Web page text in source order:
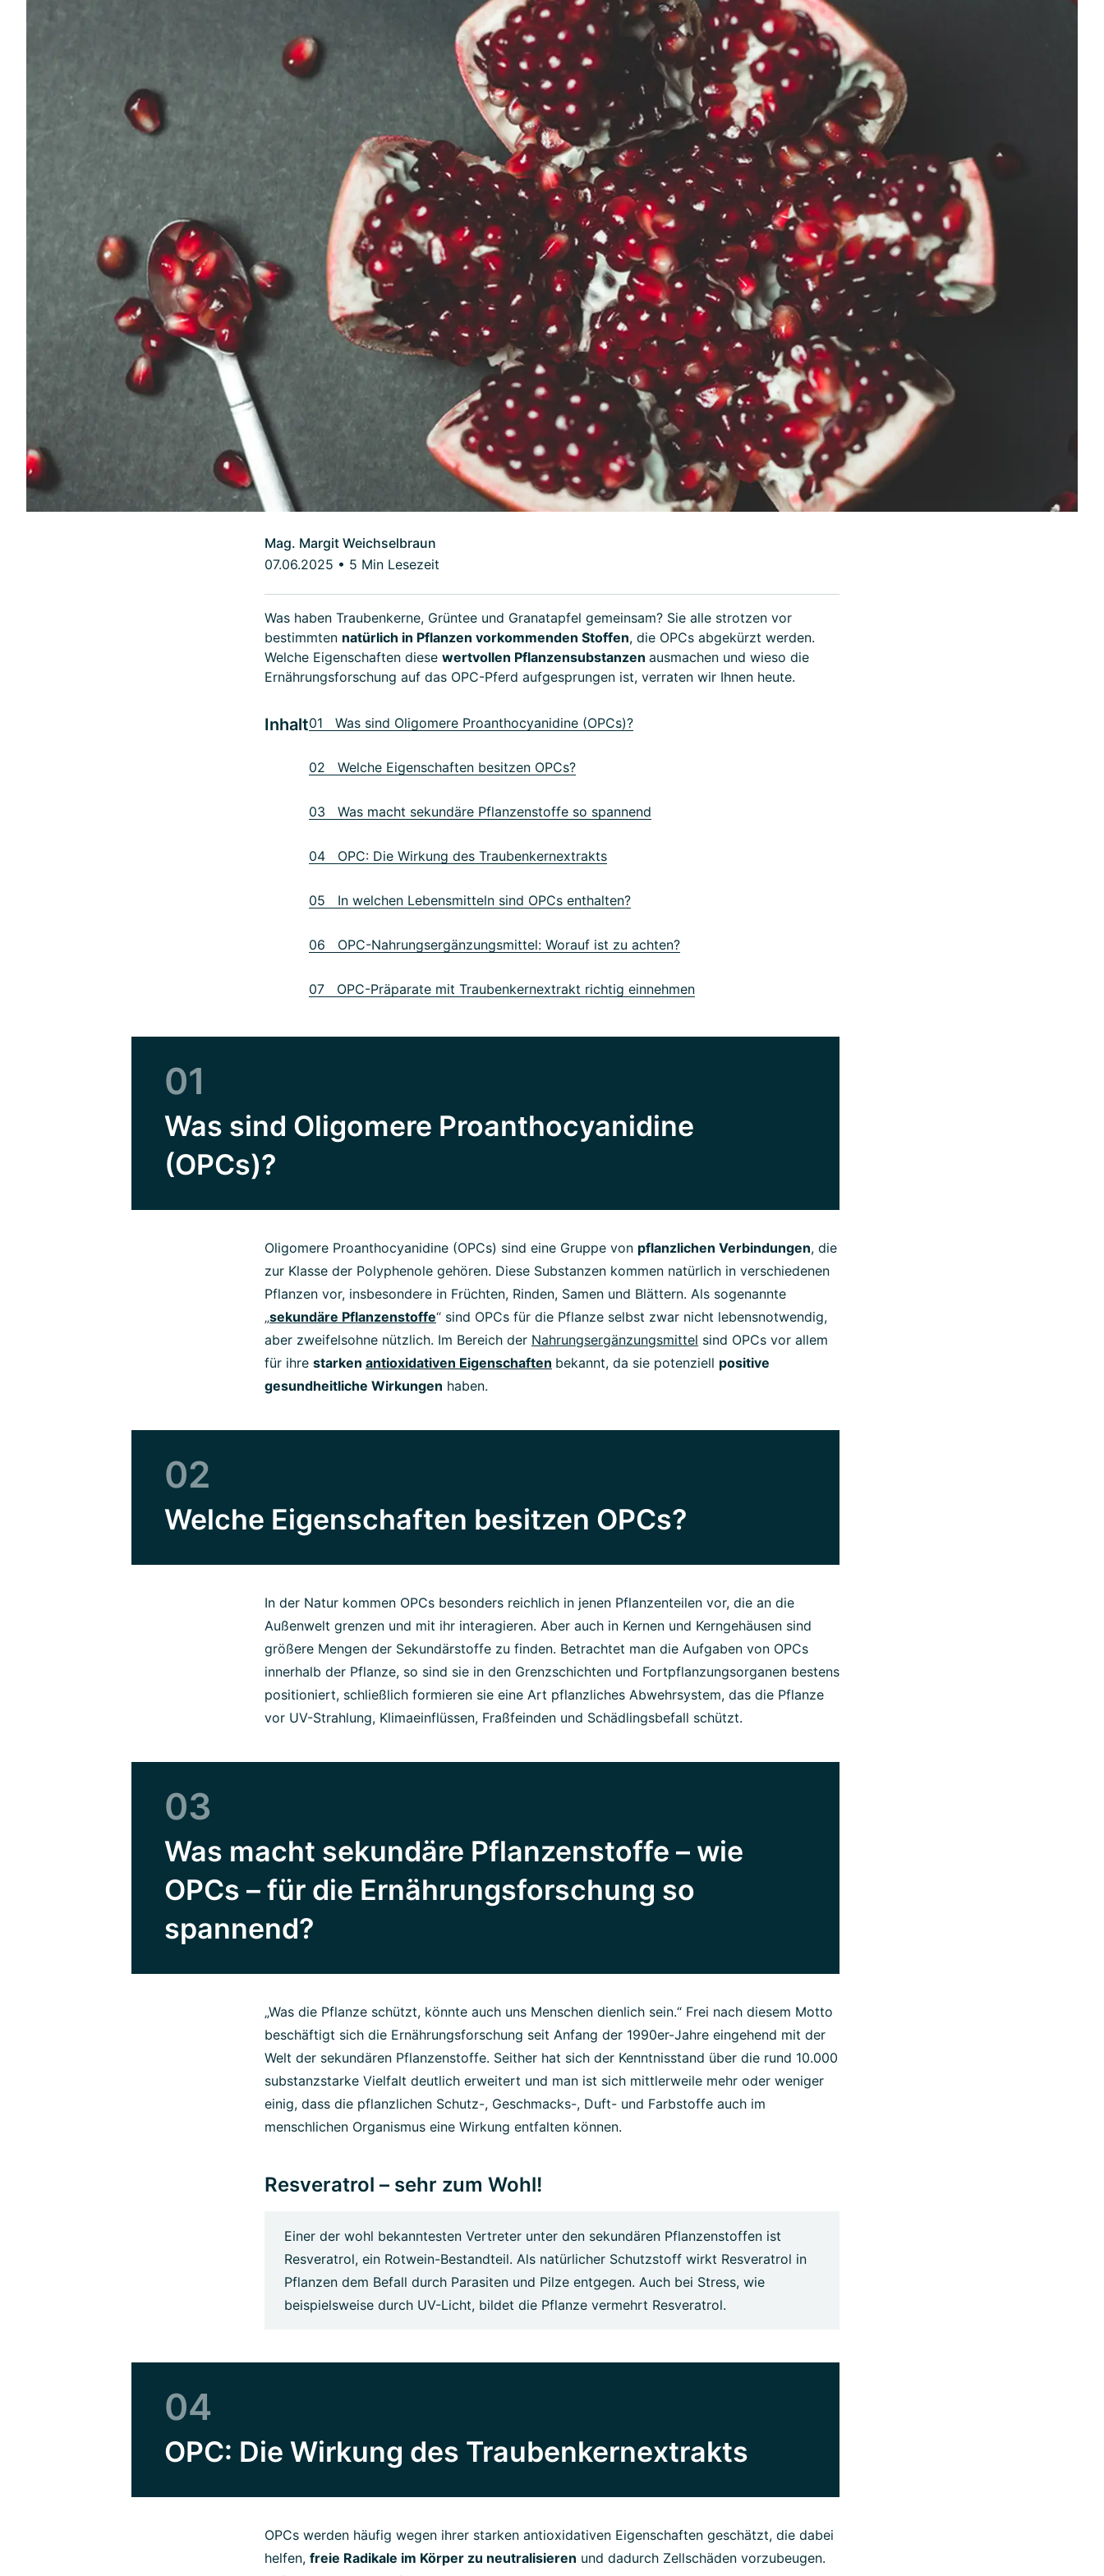
Mag. Margit Weichselbraun
07.06.2025 • 5 Min Lesezeit
Was haben Traubenkerne, Grüntee und Granatapfel gemeinsam? Sie alle strotzen vor
bestimmten natürlich in Pflanzen vorkommenden Stoffen, die OPCs abgekürzt werden.
Welche Eigenschaften diese wertvollen Pflanzensubstanzen ausmachen und wieso die
Ernährungsforschung auf das OPC-Pferd aufgesprungen ist, verraten wir Ihnen heute.
Inhalt01 Was sind Oligomere Proanthocyanidine (OPCs)?
02 Welche Eigenschaften besitzen OPCs?
03 Was macht sekundäre Pflanzenstoffe so spannend
04 OPC: Die Wirkung des Traubenkernextrakts
05 In welchen Lebensmitteln sind OPCs enthalten?
06 OPC-Nahrungsergänzungsmittel: Worauf ist zu achten?
07 OPC-Präparate mit Traubenkernextrakt richtig einnehmen
01
Was sind Oligomere Proanthocyanidine
(OPCs)?
Oligomere Proanthocyanidine (OPCs) sind eine Gruppe von pflanzlichen Verbindungen, die
zur Klasse der Polyphenole gehören. Diese Substanzen kommen natürlich in verschiedenen
Pflanzen vor, insbesondere in Früchten, Rinden, Samen und Blättern. Als sogenannte
„sekundäre Pflanzenstoffe“ sind OPCs für die Pflanze selbst zwar nicht lebensnotwendig,
aber zweifelsohne nützlich. Im Bereich der Nahrungsergänzungsmittel sind OPCs vor allem
für ihre starken antioxidativen Eigenschaften bekannt, da sie potenziell positive
gesundheitliche Wirkungen haben.
02
Welche Eigenschaften besitzen OPCs?
In der Natur kommen OPCs besonders reichlich in jenen Pflanzenteilen vor, die an die
Außenwelt grenzen und mit ihr interagieren. Aber auch in Kernen und Kerngehäusen sind
größere Mengen der Sekundärstoffe zu finden. Betrachtet man die Aufgaben von OPCs
innerhalb der Pflanze, so sind sie in den Grenzschichten und Fortpflanzungsorganen bestens
positioniert, schließlich formieren sie eine Art pflanzliches Abwehrsystem, das die Pflanze
vor UV-Strahlung, Klimaeinflüssen, Fraßfeinden und Schädlingsbefall schützt.
03
Was macht sekundäre Pflanzenstoffe – wie
OPCs – für die Ernährungsforschung so
spannend?
„Was die Pflanze schützt, könnte auch uns Menschen dienlich sein.“ Frei nach diesem Motto
beschäftigt sich die Ernährungsforschung seit Anfang der 1990er-Jahre eingehend mit der
Welt der sekundären Pflanzenstoffe. Seither hat sich der Kenntnisstand über die rund 10.000
substanzstarke Vielfalt deutlich erweitert und man ist sich mittlerweile mehr oder weniger
einig, dass die pflanzlichen Schutz-, Geschmacks-, Duft- und Farbstoffe auch im
menschlichen Organismus eine Wirkung entfalten können.
Resveratrol – sehr zum Wohl!
Einer der wohl bekanntesten Vertreter unter den sekundären Pflanzenstoffen ist
Resveratrol, ein Rotwein-Bestandteil. Als natürlicher Schutzstoff wirkt Resveratrol in
Pflanzen dem Befall durch Parasiten und Pilze entgegen. Auch bei Stress, wie
beispielsweise durch UV-Licht, bildet die Pflanze vermehrt Resveratrol.
04
OPC: Die Wirkung des Traubenkernextrakts
OPCs werden häufig wegen ihrer starken antioxidativen Eigenschaften geschätzt, die dabei
helfen, freie Radikale im Körper zu neutralisieren und dadurch Zellschäden vorzubeugen.